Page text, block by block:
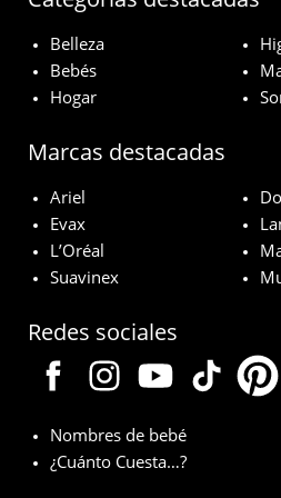
Belleza
Bebés
Hogar
Marcas destacadas
Ariel
Evax
L’Oréal
Suavinex
Redes sociales
Nombres de bebé
¿Cuánto Cuesta…?